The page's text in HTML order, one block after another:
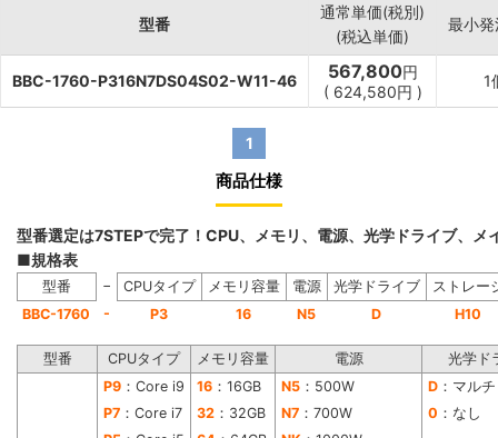
型番
通常単価(税別)
(税込単価)
最小
BBC-1760-P316N7DS04S02-W11-46 567,800円
( 624,580円 )
1
1
商品仕様
型番選定は7STEPで完了！CPU、メモリ、電源、光学ドライブ、
■規格表
型番 − CPUタイプ メモリ容量 電源 光学ドライブ
ストレー
BBC-1760
- P3 16 N5 D H10
型番 CPUタイプ メモリ容量 電源
光学ド
P9 ：Core i9 16 ：16GB N5 ：500W D ：マル
P7 ：Core i7 32 ：32GB N7 ：700W 0 ：なし